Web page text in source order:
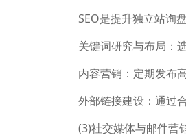
SEO是提升独立站询
关键词研究与布局：
内容营销：定期发布
外部链接建设：通过
(3)社交媒体与邮件营